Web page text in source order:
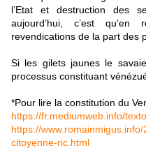
l’Etat et destruction des
aujourd’hui, c’est
revendications de la part des
Si les gilets jaunes le
processus constituant
*Pour lire la constitution du
https://fr.mediumweb.info/
https://
citoyenne-ric.html